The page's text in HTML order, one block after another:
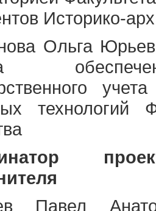
Историко-
Ольга
технологий
Павел